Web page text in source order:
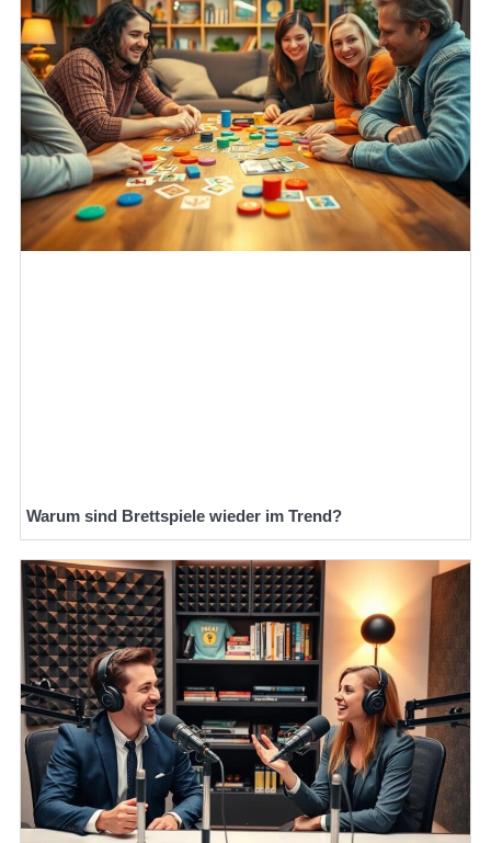
Warum sind Brettspiele wieder im Trend?